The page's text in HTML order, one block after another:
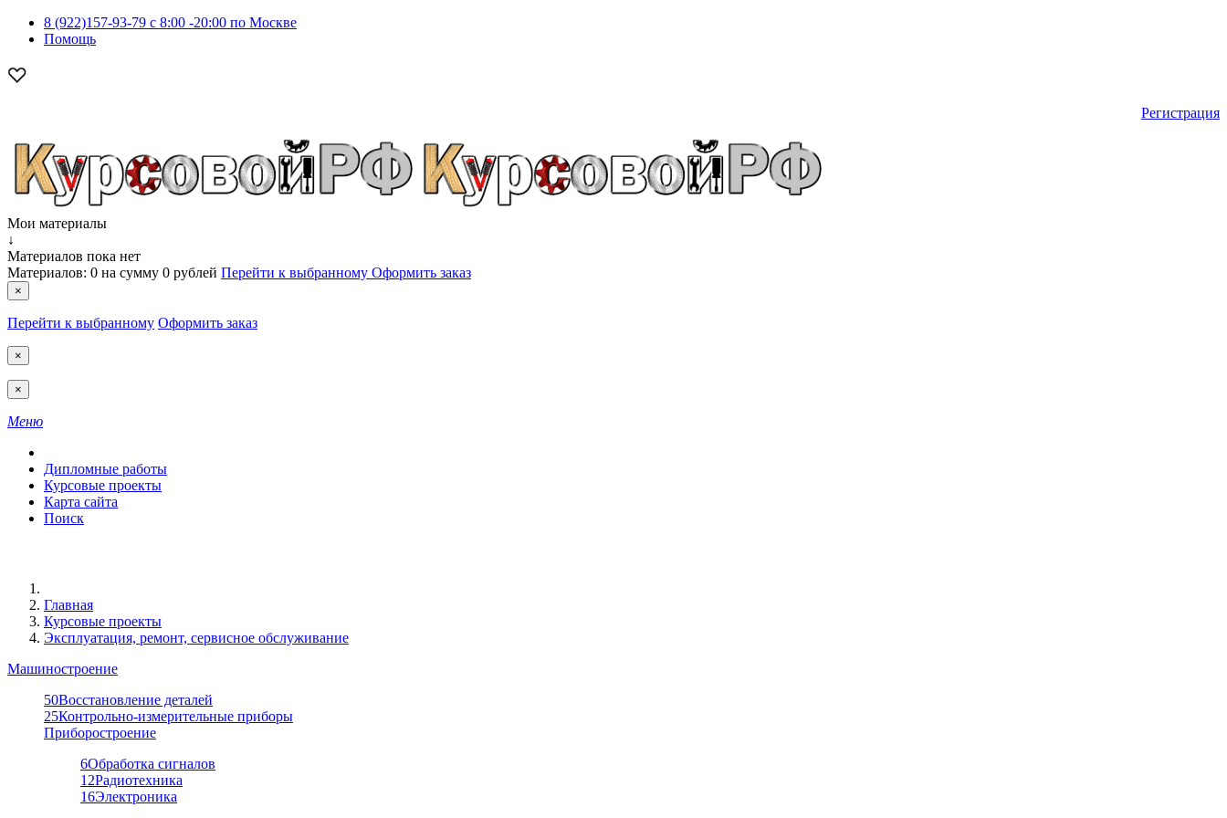
8 (922)157-93-79 c 8:00 -20:00 по Москве
Помощь
Регистрация
Мои материалы
↓
Материалов пока нет
Материалов: 0 на сумму 0 рублей Перейти к выбранному Оформить заказ
×
Перейти к выбранному Оформить заказ
×
×
Меню
Дипломные работы
Курсовые проекты
Карта сайта
Поиск
Главная
Курсовые проекты
Эксплуатация, ремонт, сервисное обслуживание
Машиностроение
50Восстановление деталей
25Контрольно-измерительные приборы
Приборостроение
6Обработка сигналов
12Радиотехника
16Электроника